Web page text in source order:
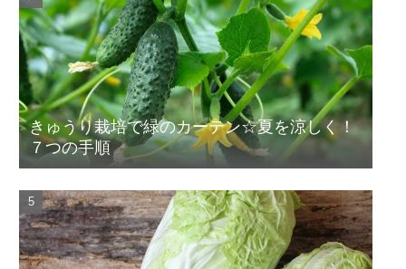
きゅうり栽培で緑のカーテン☆夏を涼しく！
７つの手順